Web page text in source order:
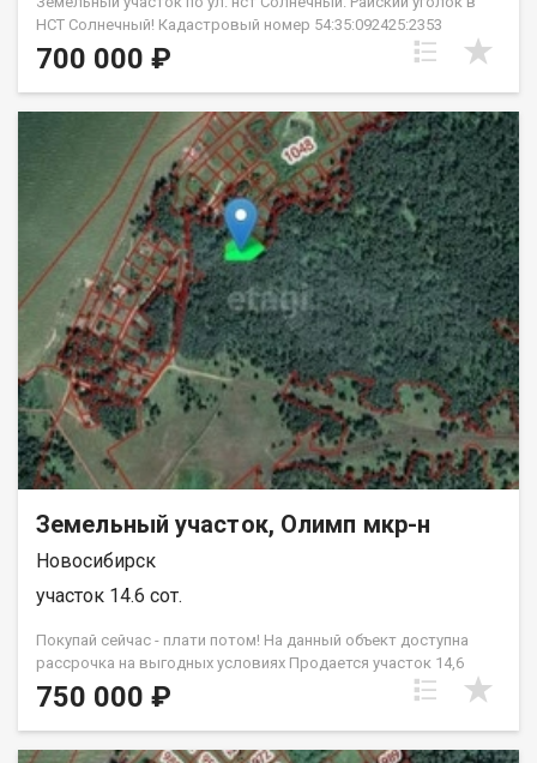
НСТ Солнечный! Кадастровый номер 54:35:092425:2353
Ухоженный участок идеальной формы 3,2 сотки:
-электричество круглый год (новая собственная подстанция
в обществе: нет перебоев со светом!) -освещение улиц
круглогодично -возможна прописка -соседи живут
круглогодично -зимой дороги чистят регулярно
-возможность расшириться за счет соседнего участка
-посадки: вишня, малина, смородина черная, черноплодка,
клубника -сторож круглогодично -дорога до НСТ
асфальтирована Въезд в НСТ оснащен воротами через
брелок, либо по телефону. Чужие не попадут в общество!
Рядом пляж Бумеранг, лес и парк У моря Обского! Уже
оформлены все права собственности, ждём новых
счастливых владельцев! Звоните немедленно! В объявлении
представлена возможная визуализация дизайна ландшафта.
Возможен обмен на вашу недвижимость. Возможна продажа
в рассрочку. При звонке, пожалуйста, сообщите номер
варианта - JV008054136596.
700 000 ₽
Земельный участок, Олимп мкр-н
Новосибирск
участок 14.6 сот.
Покупай сейчас - плати потом! На данный объект доступна
рассрочка на выгодных условиях Продается участок 14,6
соток в ДНТ Лесное. Живописное место oт Обского мoря 50
метров!! В шаговой доступности лесной массив. Рядом жилыe
дома с круглогодичным проживанием, оxpaнa, cвет paзвeдeн
пo участкам, доpoга oбcлуживaетcя круглый гoд. Возможна
750 000 ₽